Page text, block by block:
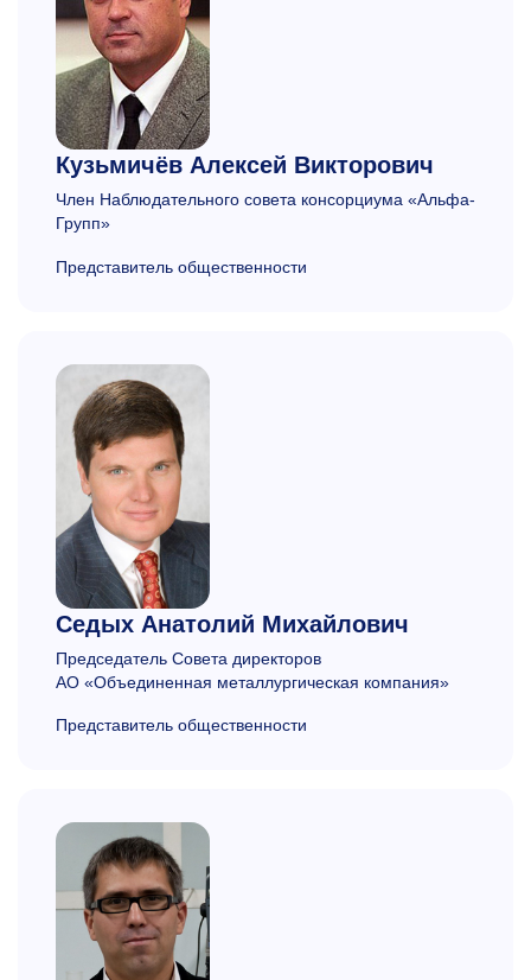
Кузьмичёв Алексей Викторович
Член Наблюдательного совета консорциума «Альфа-
Групп»
Представитель общественности
Седых Анатолий Михайлович
Председатель Совета директоров
АО «Объединенная металлургическая компания»
Представитель общественности